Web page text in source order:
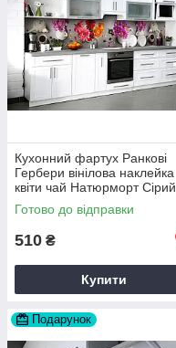
Кухонний фартух Ранкові
Гербери вінілова наклейка
квіти чай Натюрморт Сірий
60х200 см Happy Pocket
Z180804
Готово до відправки
510 ₴
Купити
Подарунок